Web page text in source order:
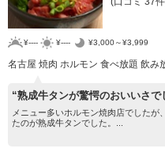
¥---- ¥---- ¥3,000～¥3,999
名古屋 焼肉 ホルモン 食べ放題 飲み
“熟成牛タンが驚愕のおいいさで
メニュー多いホルモン焼肉店でしたが
たのが熟成牛タンでした。...